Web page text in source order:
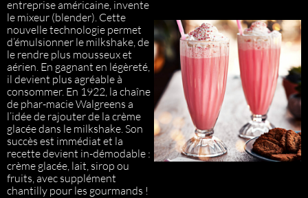
entreprise américaine, invente
le mixeur (blender). Cette
nouvelle technologie permet
d’émulsionner le milkshake, de
le rendre plus mousseux et
aérien. En gagnant en légèreté,
il devient plus agréable à
consommer. En 1922, la chaîne
de phar-macie Walgreens a
l’idée de rajouter de la crème
glacée dans le milkshake. Son
succès est immédiat et la
recette devient in-démodable :
crème glacée, lait, sirop ou
fruits, avec supplément
chantilly pour les gourmands !